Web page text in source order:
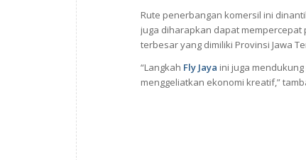
Rute penerbangan komersil ini
juga diharapkan dapat
terbesar yang dimiliki Provinsi Jawa
“Langkah Fly Jaya ini juga
menggeliatkan ekonomi kreatif,”